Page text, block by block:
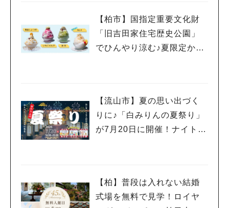
【柏市】国指定重要文化財
「旧吉田家住宅歴史公園」
でひんやり涼む♪夏限定かき
【流山市】夏の思い出づく
りに♪「白みりんの夏祭り」
が7月20日に開催！ナイトミ
【柏】普段は入れない結婚
式場を無料で見学！ロイヤ